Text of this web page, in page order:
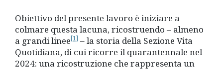
Obiettivo del presente lavoro è iniziare a
colmare questa lacuna, ricostruendo – almeno
a grandi linee[1] – la storia della Sezione Vita
Quotidiana, di cui ricorre il quarantennale nel
2024: una ricostruzione che rappresenta un